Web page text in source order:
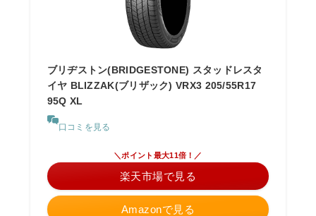
ブリヂストン(BRIDGESTONE) スタッドレスタ
イヤ BLIZZAK(ブリザック) VRX3 205/55R17
95Q XL
口コミを見る
Amazonで見る
＼ポイント最大11倍！／
楽天市場で見る